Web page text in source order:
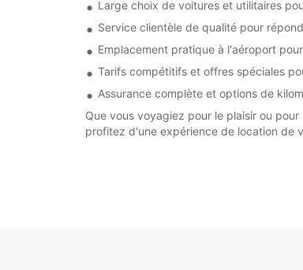
Large choix de voitures et utilitaires
Service clientèle de qualité pour
Emplacement pratique à l'aéroport
Tarifs compétitifs et offres spéciales
Assurance complète et options de
Que vous voyagiez pour le plaisir ou
profitez d'une expérience de location de